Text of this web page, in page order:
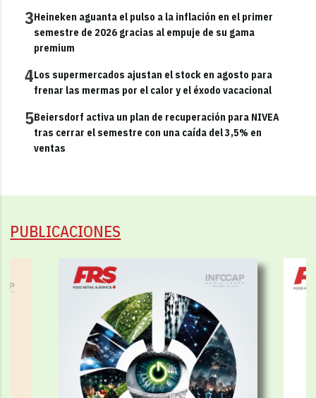
3Heineken aguanta el pulso a la inflación en el primer
semestre de 2026 gracias al empuje de su gama
premium
4Los supermercados ajustan el stock en agosto para
frenar las mermas por el calor y el éxodo vacacional
5Beiersdorf activa un plan de recuperación para NIVEA
tras cerrar el semestre con una caída del 3,5% en
ventas
PUBLICACIONES